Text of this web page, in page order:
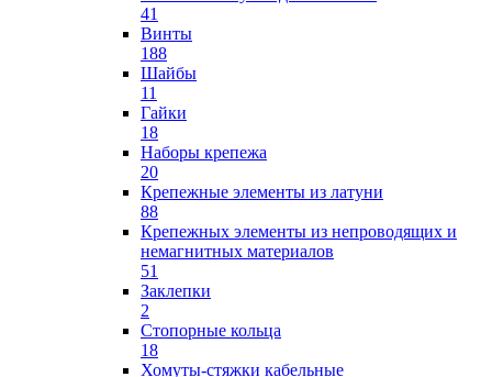
41
Винты
188
Шайбы
11
Гайки
18
Наборы крепежа
20
Крепежные элементы из латуни
88
Крепежных элементы из непроводящих и
немагнитных материалов
51
Заклепки
2
Стопорные кольца
18
Хомуты-стяжки кабельные